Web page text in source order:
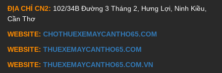
ĐỊA CHỈ CN2: 102/34B Đường 3 Tháng 2, Hưng Lợi, Ninh Kiều,
Cần Thơ
WEBSITE: CHOTHUEXEMAYCANTHO65.COM
WEBSITE: THUEXEMAYCANTHO65.COM
WEBSITE: THUEXEMAYCANTHO65.COM.VN